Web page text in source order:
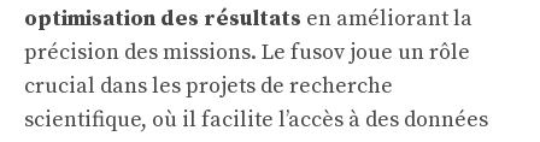
optimisation des résultats en améliorant la
précision des missions. Le fusov joue un rôle
crucial dans les projets de recherche
scientifique, où il facilite l’accès à des données